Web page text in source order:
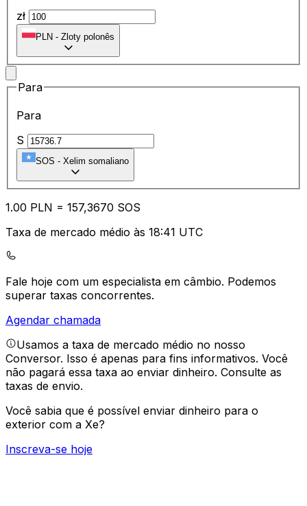
zł
PLN - Zloty polonês
Para
Para
S
SOS - Xelim somaliano
1.00 PLN = 157,3670 SOS
Taxa de mercado médio às 18:41 UTC
Fale hoje com um especialista em câmbio. Podemos
superar taxas concorrentes.
Agendar chamada
Usamos a taxa de mercado médio no nosso
Conversor. Isso é apenas para fins informativos. Você
não pagará essa taxa ao enviar dinheiro. Consulte as
taxas de envio.
Você sabia que é possível enviar dinheiro para o
exterior com a Xe?
Inscreva-se hoje